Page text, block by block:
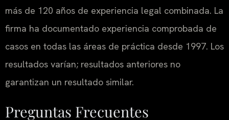
más de 120 años de experiencia legal combinada. La
firma ha documentado experiencia comprobada de
casos en todas las áreas de práctica desde 1997. Los
resultados varían; resultados anteriores no
garantizan un resultado similar.
Preguntas Frecuentes